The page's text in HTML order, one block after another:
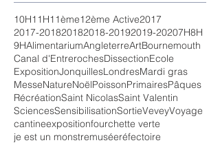
10H11H11ème12ème Active2017
2017-201820182018-20192019-20207H8H
9HAlimentariumAngleterreArtBournemouth
Canal d'EntrerochesDissectionEcole
ExpositionJonquillesLondresMardi gras
MesseNatureNoëlPoissonPrimairesPâques
RécréationSaint NicolasSaint Valentin
SciencesSensibilisationSortieVeveyVoyage
cantineexpositionfourchette verte
je est un monstremuséeréfectoire